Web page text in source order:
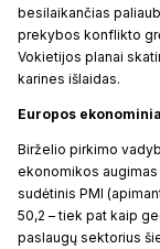
besilaikančias
prekybos konflikto
Vokietijos planai
karines išlaidas.
Europos
Birželio pirkimo
ekonomikos augimas
sudėtinis PMI
50,2 – tiek pat kaip
paslaugų sektorius